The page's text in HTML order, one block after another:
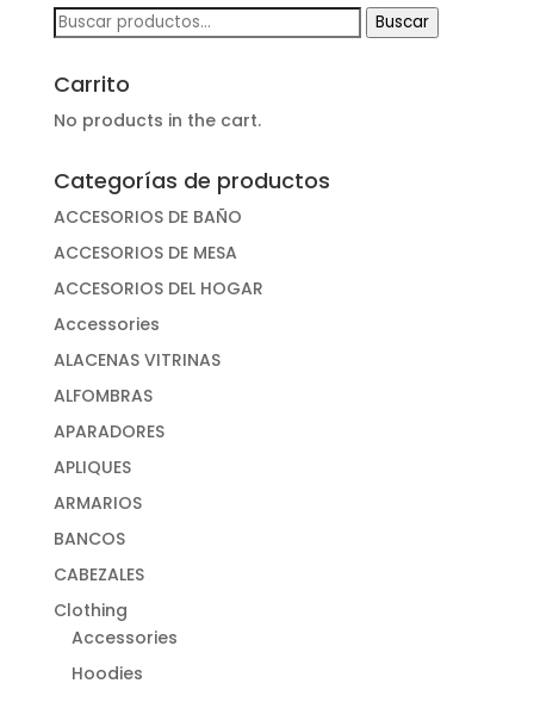
Buscar
por:
Buscar
Carrito
No products in the cart.
Categorías de productos
ACCESORIOS DE BAÑO
ACCESORIOS DE MESA
ACCESORIOS DEL HOGAR
Accessories
ALACENAS VITRINAS
ALFOMBRAS
APARADORES
APLIQUES
ARMARIOS
BANCOS
CABEZALES
Clothing
Accessories
Hoodies